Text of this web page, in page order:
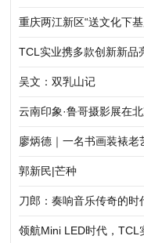
重庆两江新区“送文化下
TCL实业携多款创新新品
实力
吴文：双乳山记
云南印象·鲁哥摄影展在
廖炳德｜一名书画装裱老
郭新民|芒种
刀郎：奏响音乐传奇的时
领航Mini LED时代，TCL